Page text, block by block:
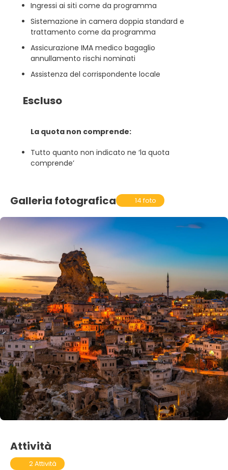
Ingressi ai siti come da programma
Sistemazione in camera doppia standard e
trattamento come da programma
Assicurazione IMA medico bagaglio
annullamento rischi nominati
Assistenza del corrispondente locale
Escluso
La quota non comprende:
Tutto quanto non indicato ne ‘la quota
comprende’
Galleria fotografica 14 foto
Attività
2 Attività